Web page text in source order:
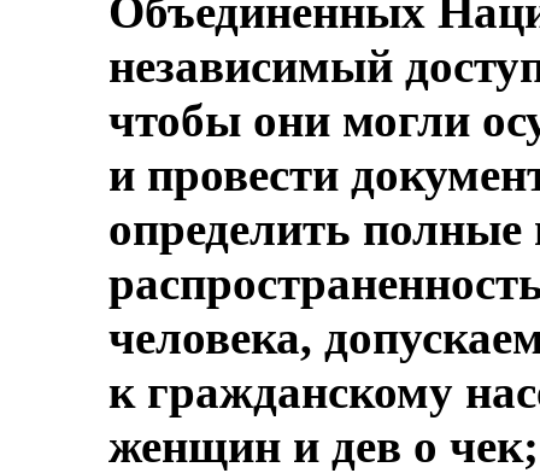
Объединенных
независимый
чтобы они могли
и провести
определить
человека,
к гражданскому
женщин и дев о чек;